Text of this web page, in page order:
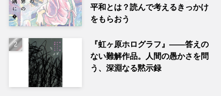
平和とは？読んで考えるきっかけ
をもらおう
『虹ヶ原ホログラフ』——答えの
ない難解作品。人間の愚かさを問
う、深淵なる黙示録